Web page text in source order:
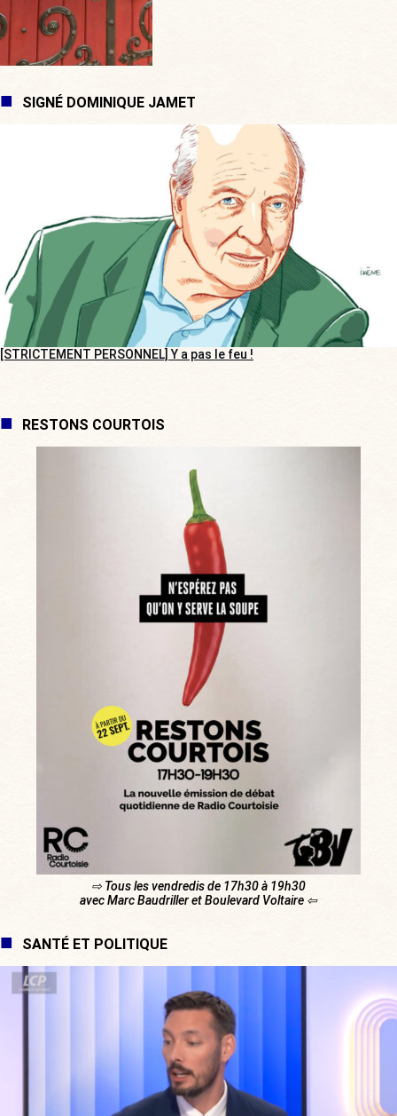
SIGNÉ DOMINIQUE JAMET
[STRICTEMENT PERSONNEL] Y a pas le feu !
RESTONS COURTOIS
⇨ Tous les vendredis de 17h30 à 19h30
avec Marc Baudriller et Boulevard Voltaire ⇦
SANTÉ ET POLITIQUE